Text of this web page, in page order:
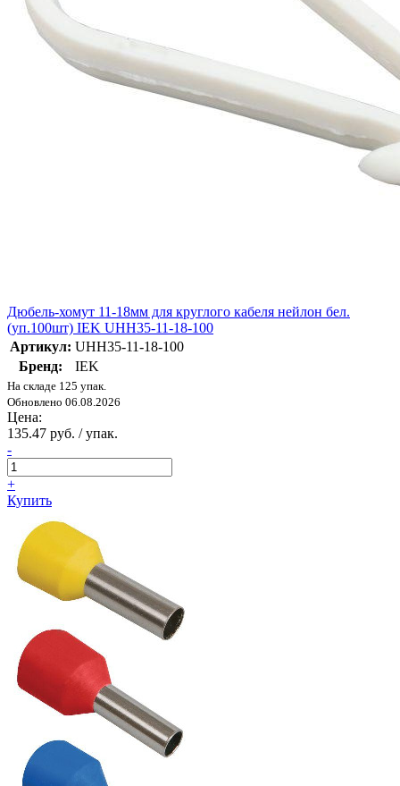
Дюбель-хомут 11-18мм для круглого кабеля нейлон бел.
(уп.100шт) IEK UHH35-11-18-100
Артикул: UHH35-11-18-100
Бренд:
IEK
На складе 125 упак.
Обновлено 06.08.2026
Цена:
135.47 руб. / упак.
-
+
Купить